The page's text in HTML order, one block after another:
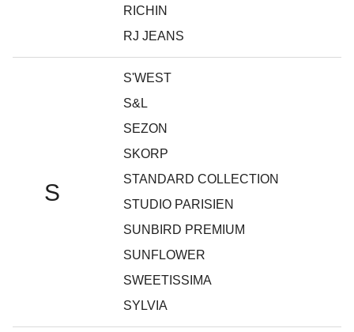
RICHIN
RJ JEANS
S
S'WEST
S&L
SEZON
SKORP
STANDARD COLLECTION
STUDIO PARISIEN
SUNBIRD PREMIUM
SUNFLOWER
SWEETISSIMA
SYLVIA